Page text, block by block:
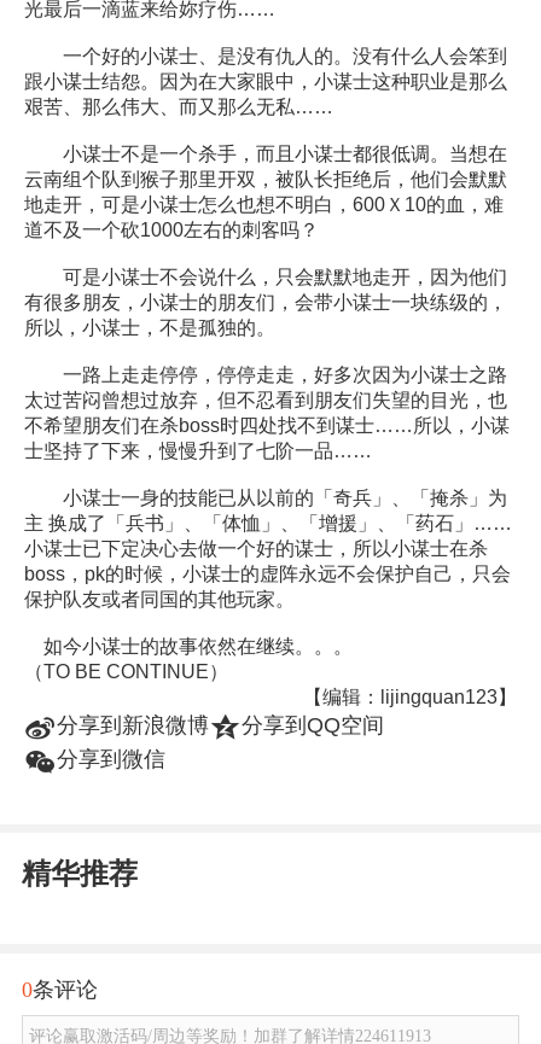
光最后一滴蓝来给妳疗伤……
一个好的小谋士、是没有仇人的。没有什么人会笨到
跟小谋士结怨。因为在大家眼中，小谋士这种职业是那么
艰苦、那么伟大、而又那么无私……
小谋士不是一个杀手，而且小谋士都很低调。当想在
云南组个队到猴子那里开双，被队长拒绝后，他们会默默
地走开，可是小谋士怎么也想不明白，600Ｘ10的血，难
道不及一个砍1000左右的刺客吗？
可是小谋士不会说什么，只会默默地走开，因为他们
有很多朋友，小谋士的朋友们，会带小谋士一块练级的，
所以，小谋士，不是孤独的。
一路上走走停停，停停走走，好多次因为小谋士之路
太过苦闷曾想过放弃，但不忍看到朋友们失望的目光，也
不希望朋友们在杀boss时四处找不到谋士……所以，小谋
士坚持了下来，慢慢升到了七阶一品……
小谋士一身的技能已从以前的「奇兵」、「掩杀」为
主 换成了「兵书」、「体恤」、「增援」、「药石」……
小谋士已下定决心去做一个好的谋士，所以小谋士在杀
boss，pk的时候，小谋士的虚阵永远不会保护自己，只会
保护队友或者同国的其他玩家。
如今小谋士的故事依然在继续。。。
（TO BE CONTINUE）
【编辑：lijingquan123】
t分享到新浪微博z分享到QQ空间
w分享到微信
精华推荐
0条评论
评论赢取激活码/周边等奖励！加群了解详情224611913